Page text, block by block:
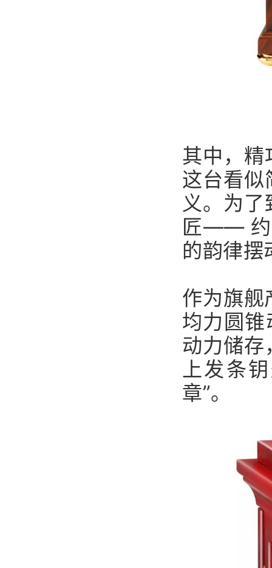
其中，精
这台看似
义。为
匠—— 约
的韵律摆
作为旗舰
均力圆
动力储存
上发条
章”。